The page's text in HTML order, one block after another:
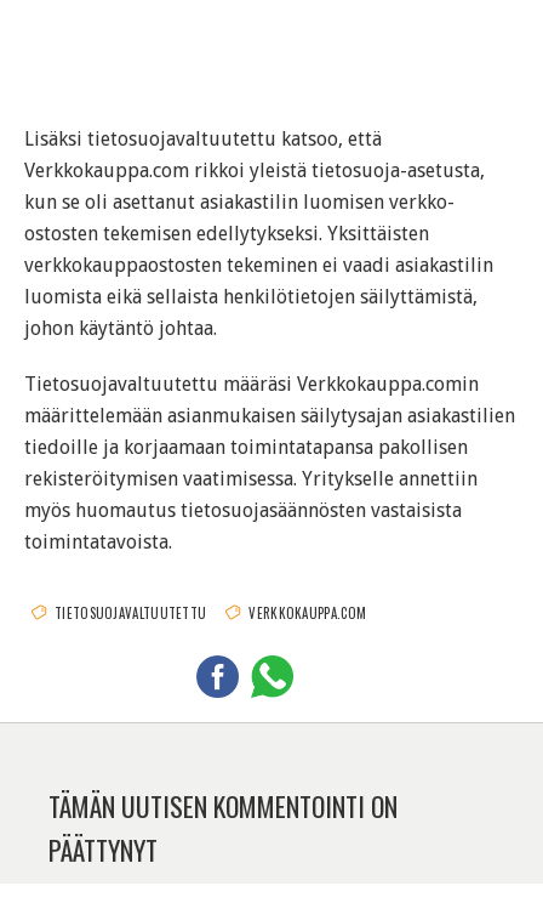
Lisäksi tietosuojavaltuutettu katsoo, että
Verkkokauppa.com rikkoi yleistä tietosuoja-asetusta,
kun se oli asettanut asiakastilin luomisen verkko-
ostosten tekemisen edellytykseksi. Yksittäisten
verkkokauppaostosten tekeminen ei vaadi asiakastilin
luomista eikä sellaista henkilötietojen säilyttämistä,
johon käytäntö johtaa.
Tietosuojavaltuutettu määräsi Verkkokauppa.comin
määrittelemään asianmukaisen säilytysajan asiakastilien
tiedoille ja korjaamaan toimintatapansa pakollisen
rekisteröitymisen vaatimisessa. Yritykselle annettiin
myös huomautus tietosuojasäännösten vastaisista
toimintatavoista.
TIETOSUOJAVALTUUTETTU VERKKOKAUPPA.COM
TÄMÄN UUTISEN KOMMENTOINTI ON
PÄÄTTYNYT